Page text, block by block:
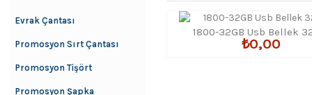
1800-32GB Usb Bellek
₺0,00
Evrak Çantası
Promosyon Sırt Çantası
Promosyon Tişört
Promosyon Şapka